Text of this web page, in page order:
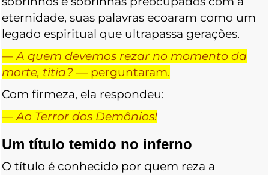
eternidade, suas palavras ecoaram como um
legado espiritual que ultrapassa gerações.
—A quem devemos rezar no momento da
morte, titia? — perguntaram.
Com firmeza, ela respondeu:
—Ao Terror dos Demônios!
Um título temido no inferno
O título é conhecido por quem reza a